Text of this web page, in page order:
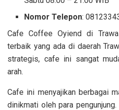
Nomor Telepon:
Cafe Coffee Oyiend di
terbaik yang ada di daerah
strategis, cafe ini sangat
arah.
Cafe ini menyajikan berbagai
dinikmati oleh para